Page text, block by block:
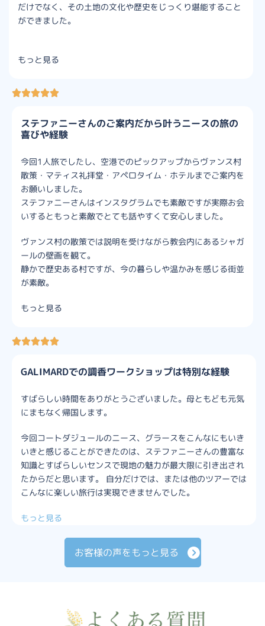
だけでなく、その土地の文化や歴史をじっくり堪能すること
ができました。
もっと見る
ステファニーさんのご案内だから叶うニースの旅の
喜びや経験
今回1人旅でしたし、空港でのピックアップからヴァンス村
散策・マティス礼拝堂・アペロタイム・ホテルまでご案内を
お願いしました。
ステファニーさんはインスタグラムでも素敵ですが実際お会
いするともっと素敵でとても話やすくて安心しました。
ヴァンス村の散策では説明を受けながら教会内にあるシャガ
ールの壁画を観て。
静かで歴史ある村ですが、今の暮らしや温かみを感じる街並
が素敵。
もっと見る
GALIMARDでの調香ワークショップは特別な経験
すばらしい時間をありがとうございました。母ともども元気
にまもなく帰国します。
今回コートダジュールのニース、グラースをこんなにもいき
いきと感じることができたのは、ステファニーさんの豊富な
知識とすばらしいセンスで現地の魅力が最大限に引き出され
たからだと思います。 自分だけでは、または他のツアーでは
こんなに楽しい旅行は実現できませんでした。
もっと見る
お客様の声をもっと見る